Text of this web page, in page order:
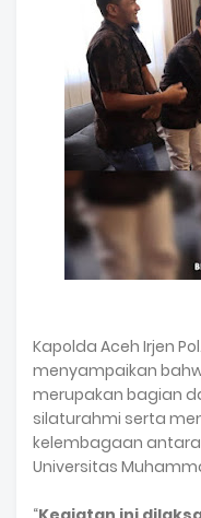
Kapolda Aceh Irjen
menyampaikan
merupakan bagian
silaturahmi serta
kelembagaan antara
Universitas